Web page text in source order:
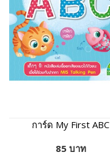
การ์ด My First ABC
85 บาท